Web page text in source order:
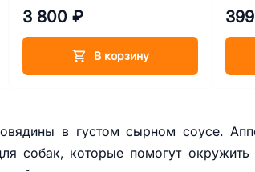
в густом сырном соусе.
собак, которые помогут
черника 2,5 кг
3 800 ₽
В корзину